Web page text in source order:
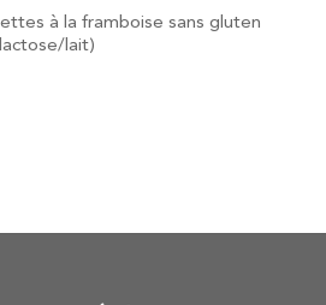
à la framboise sans gluten
lait)